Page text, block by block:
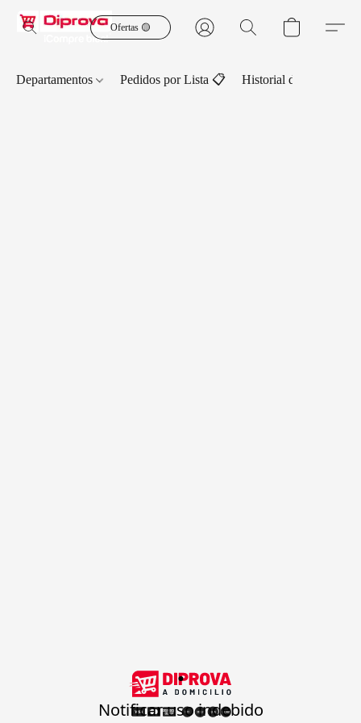
Ofertas 🟡
Departamentos Pedidos por Lista 📋 Historial de Pedidos
.
Notificar uso indebido